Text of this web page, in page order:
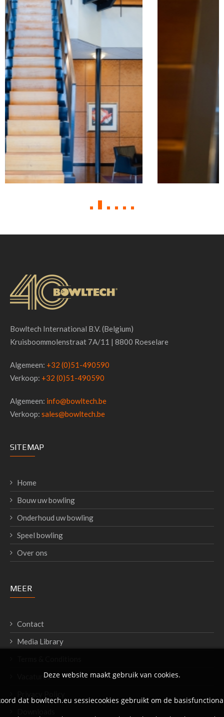
Bowltech International B.V. (Belgium)
Kruisboommolenstraat 7A/11 | 8800 Roeselare
Algemeen: +32 (0)51-490590
Verkoop: +32 (0)51-490590
Algemeen: info@bowltech.be
Verkoop: sales@bowltech.be
SITEMAP
Home
Bouw uw bowling
Onderhoud uw bowling
Speel bowling
Over ons
MEER
Contact
Media Library
VacaturesDeze website maakt gebruik van cookies.
dat bowltech.eu sessiecookies gebruikt om de